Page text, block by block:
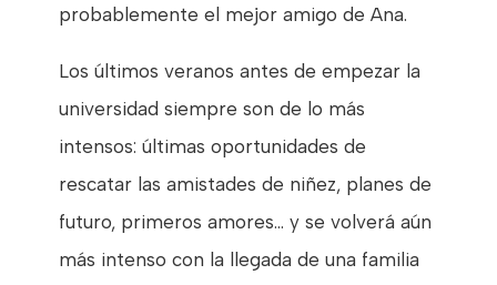
probablemente el mejor amigo de Ana.
Los últimos veranos antes de empezar la
universidad siempre son de lo más
intensos: últimas oportunidades de
rescatar las amistades de niñez, planes de
futuro, primeros amores… y se volverá aún
más intenso con la llegada de una familia